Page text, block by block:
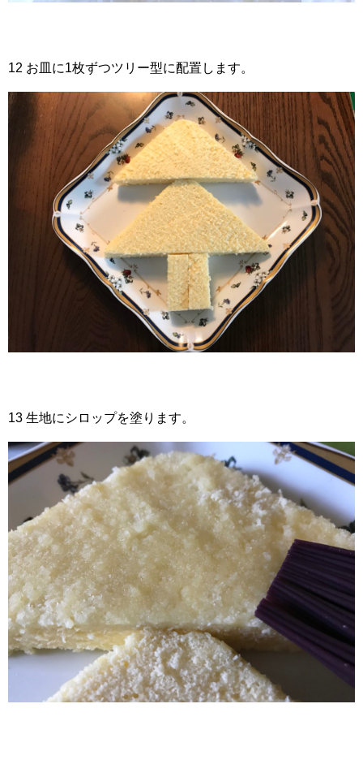
12 お皿に1枚ずつツリー型に配置します。
13 生地にシロップを塗ります。